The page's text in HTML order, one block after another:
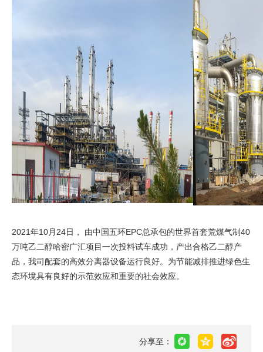
2021年10月24日， 由中国五环EPC总承包的世界首套荒煤气制40
万吨乙二醇哈密广汇项目一次投料试车成功，产出合格乙二醇产
品，我司配套的高效分离器设备运行良好。为节能减排推进绿色生
态环境具有良好的示范效应和重要的社会效应。
分享至：